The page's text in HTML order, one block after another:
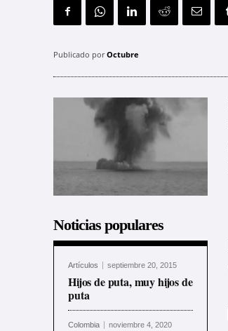
Publicado por Octubre
Noticias populares
Artículos septiembre 20, 2015
Hijos de puta, muy hijos de
puta
Colombia noviembre 4, 2020